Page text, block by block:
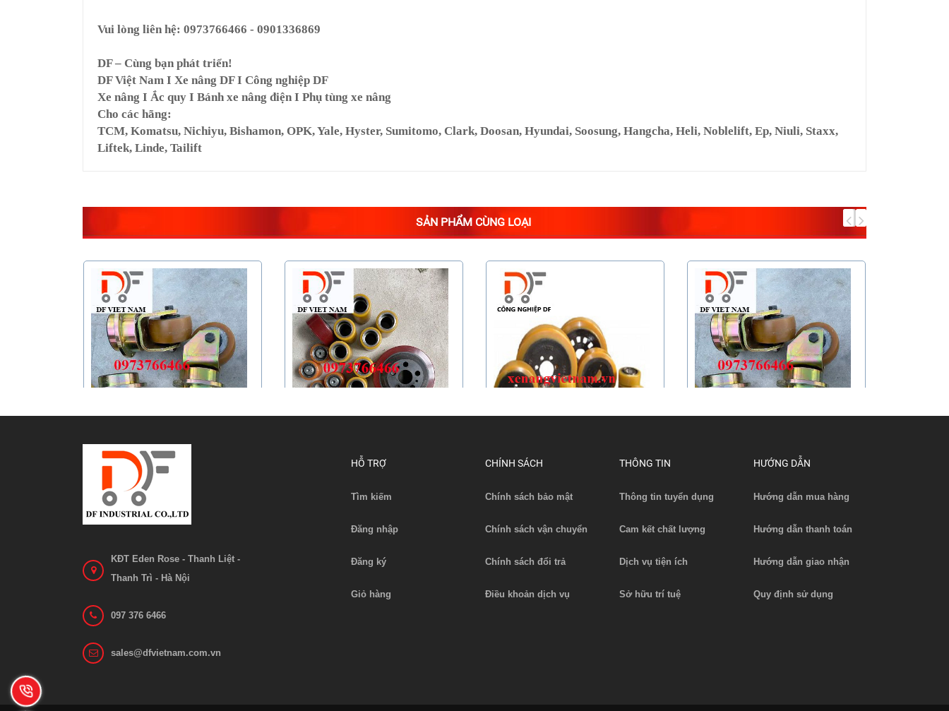
Vui lòng liên hệ: 0973766466 - 0901336869
DF – Cùng bạn phát triển!
DF Việt Nam I Xe nâng DF I Công nghiệp DF
Xe nâng I Ắc quy I Bánh xe nâng điện I Phụ tùng xe nâng
Cho các hãng:
TCM, Komatsu, Nichiyu, Bishamon, OPK, Yale, Hyster, Sumitomo, Clark, Doosan, Hyundai, Soosung, Hangcha, Heli, Noblelift, Ep, Niuli, Staxx,
Liftek, Linde, Tailift
SẢN PHẨM CÙNG LOẠI
Bánh xe nâng EP ES12-12CS
Xem chi tiết
Bánh xe nâng EP ES10-10WA
Liên hệ
Xem chi tiết
Bánh xe nâng EP ES10-10MM
Liên hệ
Xem chi tiết
Bánh xe nâng EP ES10-10ES
Liên hệ
Xem chi tiết
KĐT Eden Rose - Thanh Liệt -
Thanh Trì - Hà Nội
097 376 6466
sales@dfvietnam.com.vn
HỖ TRỢ
Tìm kiếm
Đăng nhập
Đăng ký
Giỏ hàng
CHÍNH SÁCH
Chính sách bảo mật
Chính sách vận chuyển
Chính sách đổi trả
Điều khoản dịch vụ
THÔNG TIN
Thông tin tuyển dụng
Cam kết chất lượng
Dịch vụ tiện ích
Sở hữu trí tuệ
HƯỚNG DẪN
Hướng dẫn mua hàng
Hướng dẫn thanh toán
Hướng dẫn giao nhận
Quy định sử dụng